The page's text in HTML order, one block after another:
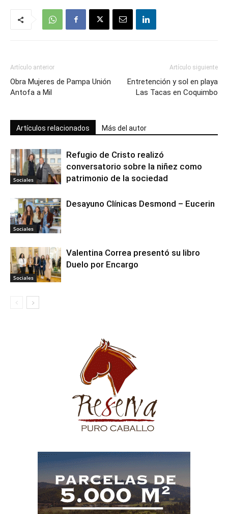
Artículo anterior
Obra Mujeres de Pampa Unión
Antofa a Mil
Artículo siguiente
Entretención y sol en playa
Las Tacas en Coquimbo
Artículos relacionados Más del autor
Sociales
Refugio de Cristo realizó
conversatorio sobre la niñez como
patrimonio de la sociedad
Sociales
Desayuno Clínicas Desmond – Eucerin
Sociales
Valentina Correa presentó su libro
Duelo por Encargo